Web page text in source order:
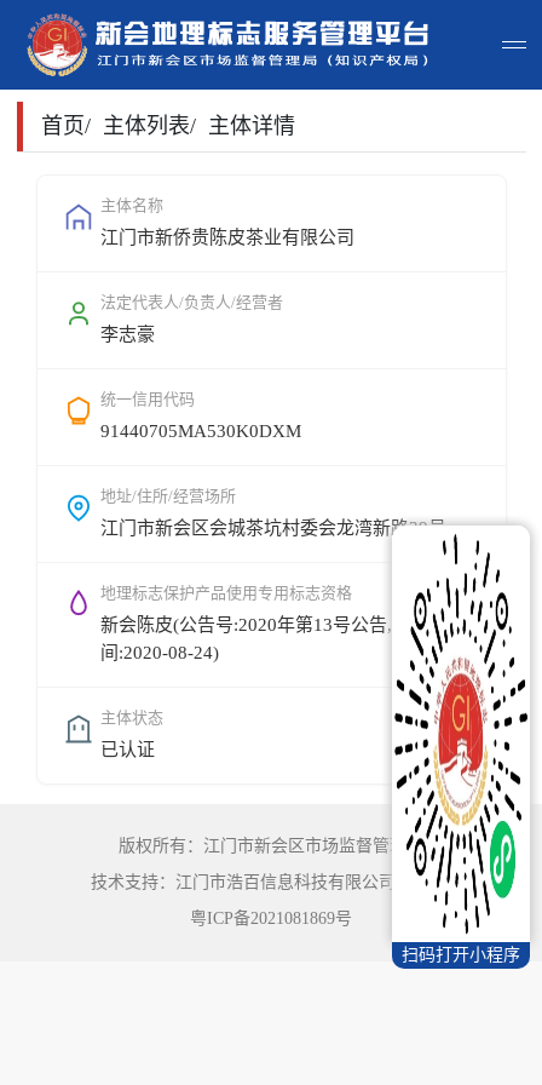
首页
政策法规
申请指南
地标地图
用户登录
首页/ 主体列表/ 主体详情
主体名称
江门市新侨贵陈皮茶业有限公司
法定代表人/负责人/经营者
李志豪
统一信用代码
91440705MA530K0DXM
地址/住所/经营场所
江门市新会区会城茶坑村委会龙湾新路39号
地理标志保护产品使用专用标志资格
新会陈皮(公告号:2020年第13号公告,公告时
间:2020-08-24)
主体状态
已认证
扫码打开小程序
版权所有：江门市新会区市场监督管理局
技术支持：江门市浩百信息科技有限公司
2022
粤ICP备2021081869号